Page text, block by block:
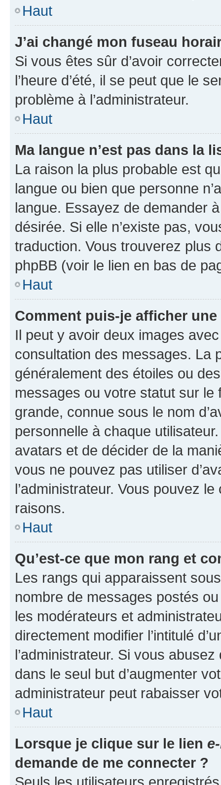
Haut
J’ai changé mon fuseau
Si vous êtes sûr d’avoir
l’heure d’été, il se peut que le
problème à l’administrateur.
Haut
Ma langue n’est pas dans la
La raison la plus probable est
langue ou bien que personne
langue. Essayez de demander
désirée. Si elle n’existe pas,
traduction. Vous trouverez plus
phpBB (voir le lien en bas de
Haut
Comment puis-je afficher
Il peut y avoir deux images
consultation des messages. La
généralement des étoiles ou
messages ou votre statut sur
grande, connue sous le nom
personnelle à chaque utilisateur.
avatars et de décider de la
vous ne pouvez pas utiliser
l’administrateur. Vous pouvez
raisons.
Haut
Qu’est-ce que mon rang et
Les rangs qui apparaissent
nombre de messages postés
les modérateurs et
directement modifier l’intitulé
l’administrateur. Si vous
dans le seul but d’augmenter
administrateur peut rabaisser
Haut
Lorsque je clique sur le lien
demande de me connecter ?